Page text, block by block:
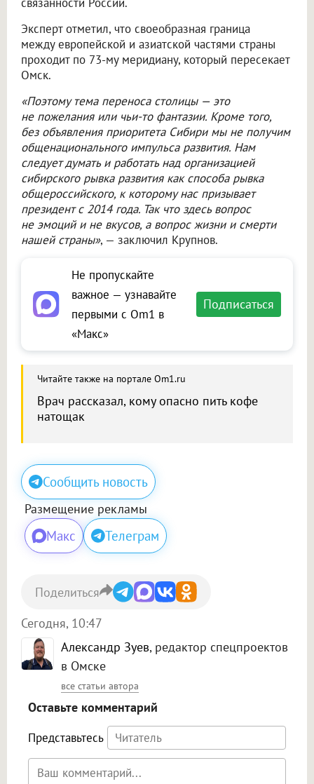
Эксперт отметил, что своеобразная граница
между европейской и азиатской частями страны
проходит по 73-му меридиану, который пересекает
Омск.
«Поэтому тема переноса столицы — это
не пожелания или чьи-то фантазии. Кроме того,
без объявления приоритета Сибири мы не получим
общенационального импульса развития. Нам
следует думать и работать над организацией
сибирского рывка развития как способа рывка
общероссийского, к которому нас призывает
президент с 2014 года. Так что здесь вопрос
не эмоций и не вкусов, а вопрос жизни и смерти
нашей страны», — заключил Крупнов.
Не пропускайте
важное — узнавайте
первыми с Om1 в
«Макс»
Подписаться
Читайте также на портале Om1.ru
Врач рассказал, кому опасно пить кофе
натощак
Сообщить новость
Размещение рекламы
Макс Телеграм
Александр Зуев, редактор спецпроектов
в Омске
все статьи автора
Сегодня, 10:47
Поделиться
Оставьте комментарий
Представьтесь